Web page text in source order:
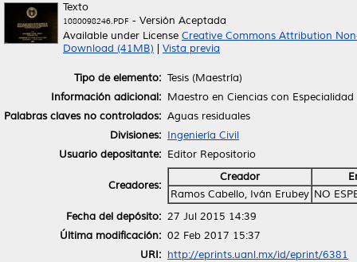
Texto
1080098246.PDF - Versión Aceptada
Available under License Creative Commons Attribution
Download (41MB)
Vista previa
Tipo de elemento: Tesis (Maestría)
Información adicional: Maestro en Ciencias con
Palabras claves no controlados: Aguas residuales
Divisiones: Ingeniería Civil
Usuario depositante: Editor Repositorio
Creadores:
Creador
Ramos Cabello, Iván Erubey NO
Fecha del depósito: 27 Jul 2015 14:39
Última modificación: 02 Feb 2017 15:37
URI: http://eprints.uanl.mx/id/eprint/6381